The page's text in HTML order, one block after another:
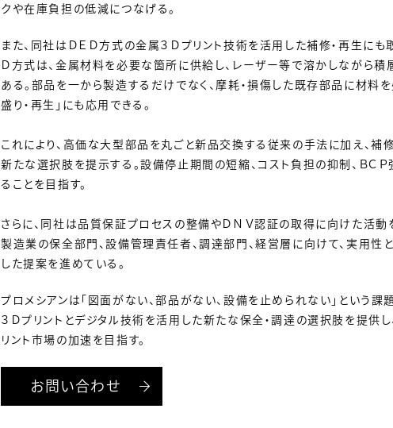
クや在庫負担の低減につなげる。
また、同社はＤＥＤ方式の金属３Ｄプリント技術を活用した補修・再生にも
Ｄ方式は、金属材料を必要な箇所に供給し、レーザー等で溶かしながら積
ある。部品を一から製造するだけでなく、摩耗・損傷した既存部品に材料を
盛り・再生」にも応用できる。
これにより、高価な大型部品を丸ごと新品交換する従来の手法に加え、補
新たな選択肢を提示する。設備停止期間の短縮、コスト負担の抑制、ＢＣ
ることを目指す。
さらに、同社は品質保証プロセスの整備やＤＮＶ認証の取得に向けた活動
製造業の保全部門、設備管理責任者、調達部門、経営層に向けて、実用性
した提案を進めている。
プロメシアンは「図面がない、部品がない、設備を止められない」という課
３Ｄプリントとデジタル技術を活用した新たな保全・調達の選択肢を提供し
リント市場の加速を目指す。
お問い合わせ